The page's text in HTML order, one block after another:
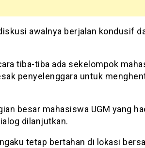
awalnya berjalan kondusif
tiba-tiba ada sekelompok
penyelenggara untuk
besar mahasiswa UGM yang
dilanjutkan.
tetap bertahan di lokasi